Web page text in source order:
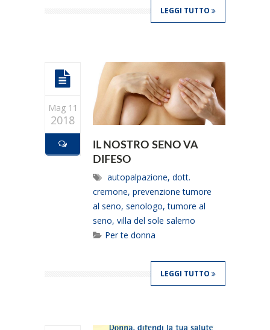
LEGGI TUTTO
Mag 11
2018
IL NOSTRO SENO VA
DIFESO
autopalpazione, dott.
cremone, prevenzione tumore
al seno, senologo,tumore al
seno, villa del sole salerno
Per te donna
LEGGI TUTTO